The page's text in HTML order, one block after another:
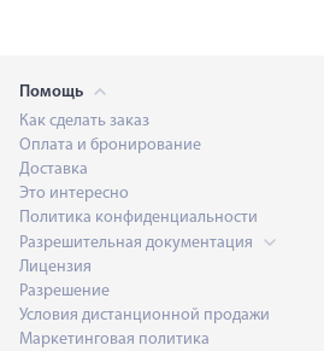
Помощь
Как сделать заказ
Оплата и бронирование
Доставка
Это интересно
Политика конфиденциальности
Разрешительная документация
Лицензия
Разрешение
Условия дистанционной продажи
Маркетинговая политика